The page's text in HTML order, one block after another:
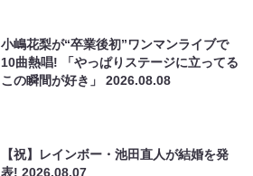
小嶋花梨が“卒業後初”ワンマンライブで
10曲熱唱! 「やっぱりステージに立ってる
この瞬間が好き」2026.08.08
【祝】レインボー・池田直人が結婚を発
表!2026.08.07